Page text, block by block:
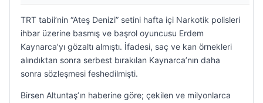
TRT tabii’nin “Ateş Denizi” setini hafta içi Narkotik polisleri
ihbar üzerine basmış ve başrol oyuncusu Erdem
Kaynarca’yı gözaltı almıştı. İfadesi, saç ve kan örnekleri
alındıktan sonra serbest bırakılan Kaynarca’nın daha
sonra sözleşmesi feshedilmişti.
Birsen Altuntaş’ın haberine göre; çekilen ve milyonlarca